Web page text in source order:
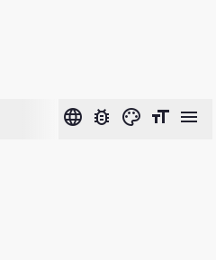
language bug_report color_lens format_size menu